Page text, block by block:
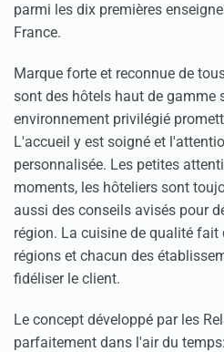
parmi les dix premières
France.
Marque forte et reconnue de
sont des hôtels haut de gamme
environnement privilégié
L'accueil y est soigné et
personnalisée. Les petites
moments, les hôteliers sont
aussi des conseils avisés pour
région. La cuisine de qualité fait
régions et chacun des
fidéliser le client.
Le concept développé par les
parfaitement dans l'air du